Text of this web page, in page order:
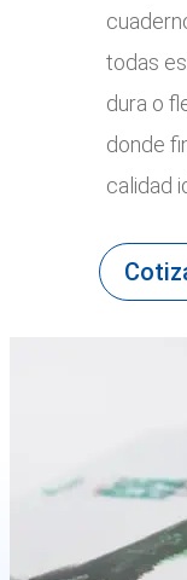
todas
dura o
donde
calidad